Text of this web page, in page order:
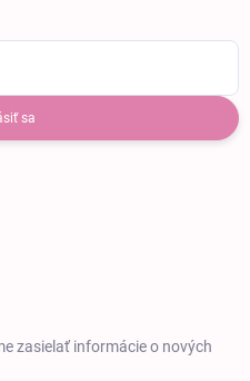
sa
zasielať informácie o nových